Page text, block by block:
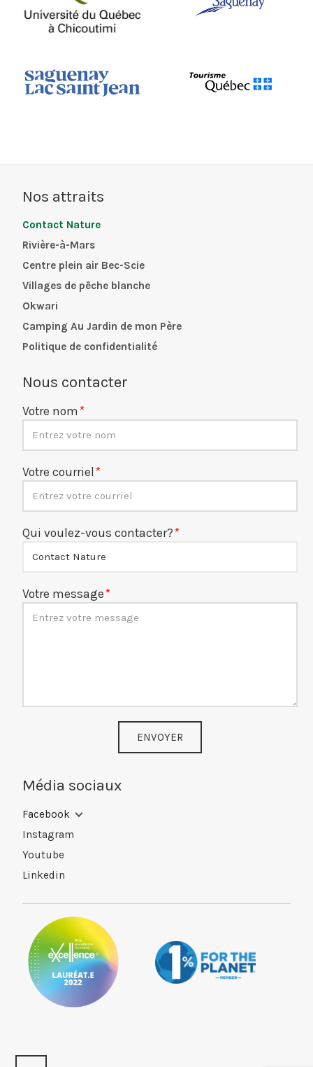
Nos attraits
Contact Nature
Rivière-à-Mars
Centre plein air Bec-Scie
Villages de pêche blanche
Okwari
Camping Au Jardin de mon Père
Politique de confidentialité
Nous contacter
Votre nom
Votre courriel
Qui voulez-vous contacter?
Votre message
ENVOYER
Média sociaux
Facebook
Instagram
Youtube
Linkedin